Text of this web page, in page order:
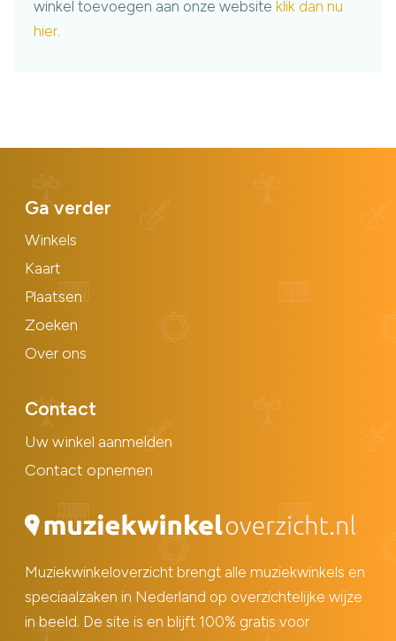
winkel toevoegen aan onze website klik dan nu
hier.
Ga verder
Winkels
Kaart
Plaatsen
Zoeken
Over ons
Contact
Uw winkel aanmelden
Contact opnemen
Muziekwinkeloverzicht brengt alle muziekwinkels en
speciaalzaken in Nederland op overzichtelijke wijze
in beeld. De site is en blijft 100% gratis voor